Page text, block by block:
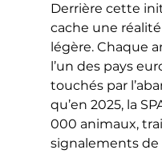
Derrière cette
cache une
légère. Chaque
l’un des pays
touchés par
qu’en 2025, la
000 animaux,
signalements